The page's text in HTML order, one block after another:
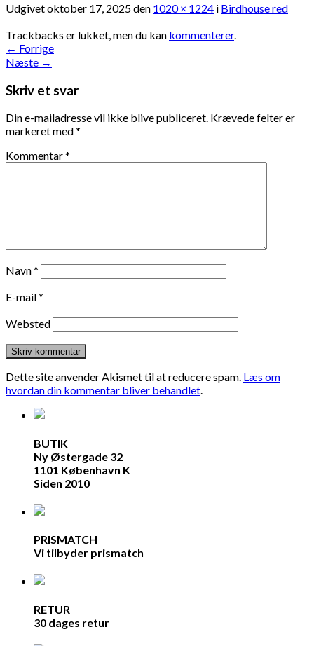
Udgivetoktober 17, 2025den 1020 × 1224 i Birdhouse red
Trackbacks er lukket, men du kan kommenterer.
← Forrige
Næste →
Skriv et svar
Din e-mailadresse vil ikke blive publiceret. Krævede felter er
markeret med*
Kommentar*
Navn*
E-mail*
Websted
Dette site anvender Akismet til at reducere spam. Læs om
hvordan din kommentar bliver behandlet.
BUTIK
Ny Østergade 32
1101 København K
Siden 2010
PRISMATCH
Vi tilbyder prismatch
RETUR
30 dages retur